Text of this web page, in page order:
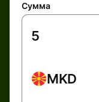
Сумма
MKD